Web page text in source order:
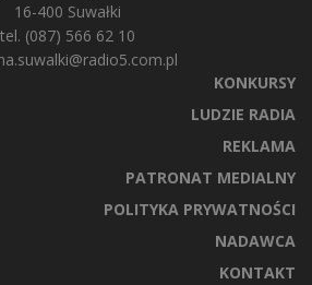
16-400 Suwałki
tel. (087) 566 62 10
KONKURSY
LUDZIE RADIA
REKLAMA
PATRONAT MEDIALNY
POLITYKA PRYWATNOŚCI
NADAWCA
KONTAKT